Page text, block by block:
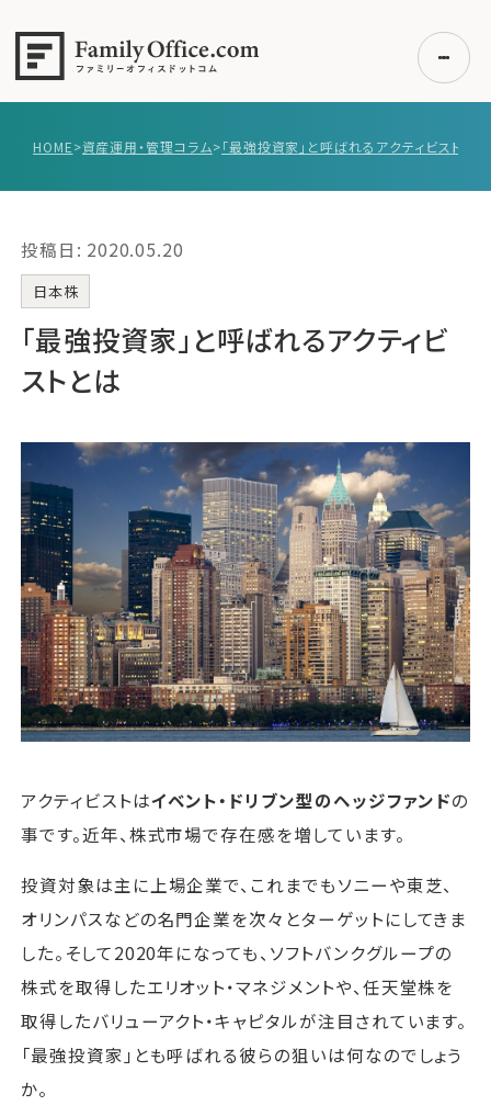
事例紹介
無料講座
コラム
無料ご相談 ログイン
運営会社
ファミリーオフィスとは
関連書籍
メールマガジン登録
よくある質問
HOME>資産運用・管理コラム>「最強投資家」と呼ばれるアクティビストとは
投稿日: 2020.05.20
日本株
「最強投資家」と呼ばれるアクティビ
ストとは
アクティビストはイベント・ドリブン型のヘッジファンドの
事です。近年、株式市場で存在感を増しています。
投資対象は主に上場企業で、これまでもソニーや東芝、
オリンパスなどの名門企業を次々とターゲットにしてきま
した。そして2020年になっても、ソフトバンクグループの
株式を取得したエリオット・マネジメントや、任天堂株を
取得したバリューアクト・キャピタルが注目されています。
「最強投資家」とも呼ばれる彼らの狙いは何なのでしょう
か。